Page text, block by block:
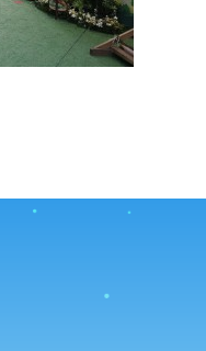
กรมสมเด็จพระเทพรัตนราชสุ
สมเด็จพระเจ้าอยู่หัว ทรงพระก